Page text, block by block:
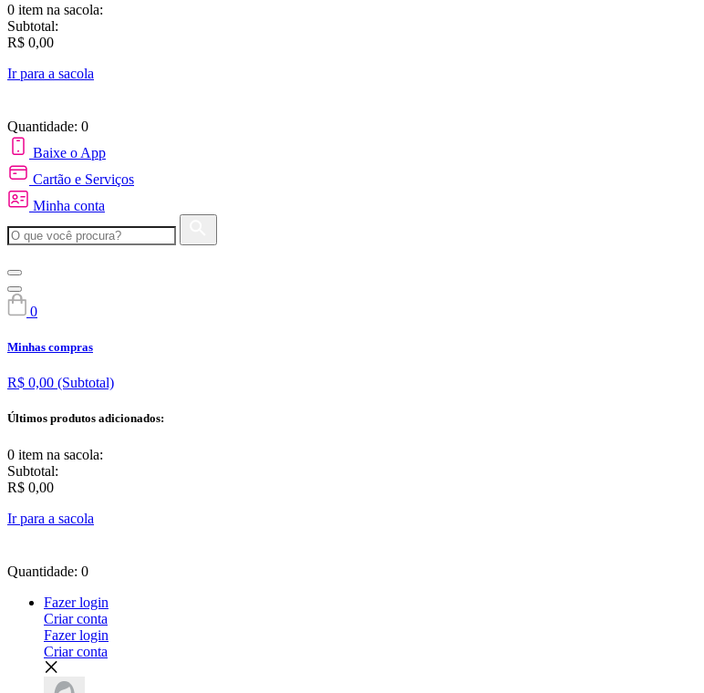
0 item na sacola:
Subtotal:
R$ 0,00
Ir para a sacola
Quantidade: 0
Baixe o App
Cartão e Serviços
Minha conta
0
Minhas compras
R$ 0,00 (Subtotal)
Últimos produtos adicionados:
0 item na sacola:
Subtotal:
R$ 0,00
Ir para a sacola
Quantidade: 0
Fazer login
Criar conta
Fazer login
Criar conta